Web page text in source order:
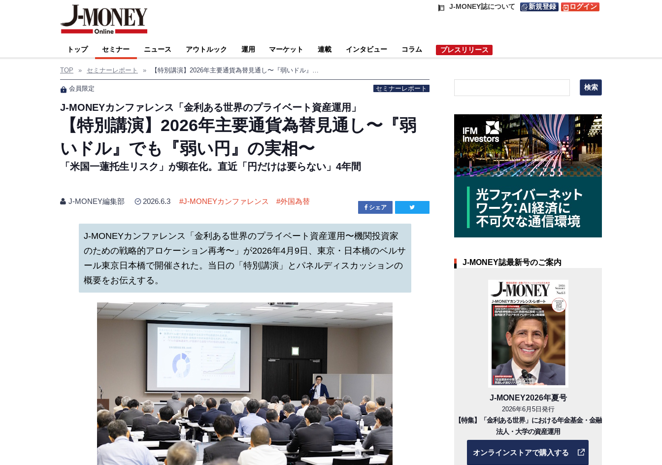
J-MONEY誌について 新規登録 ログイン
トップ セミナー ニュース アウトルック 運用 マーケット 連載 インタビュー コラム プレスリリース
TOP » セミナーレポート » 【特別講演】2026年主要通貨為替見通し〜『弱いドル』でも『弱い円』の実相〜
会員限定 セミナーレポート
J-MONEYカンファレンス「金利ある世界のプライベート資産運用」
【特別講演】2026年主要通貨為替見通し〜『弱
いドル』でも『弱い円』の実相〜
「米国一蓮托生リスク」が顕在化。直近「円だけは要らない」4年間
J-MONEY編集部 2026.6.3 #J-MONEYカンファレンス #外国為替
シェア
J-MONEYカンファレンス「金利ある世界のプライベート資産運用〜機関投資家
のための戦略的アロケーション再考〜」が2026年4月9日、東京・日本橋のベルサ
ール東京日本橋で開催された。当日の「特別講演」とパネルディスカッションの
概要をお伝えする。
J-MONEY誌最新号のご案内
J-MONEY2026年夏号
2026年6月5日発行
【特集】「金利ある世界」における年金基金・金融
法人・大学の資産運用
オンラインストアで購入する